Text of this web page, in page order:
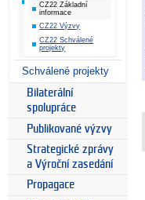
CZ22 Základní
informace
CZ22 Výzvy
CZ22 Schválené
projekty
Schválené projekty
Bilaterální
spolupráce
Publikované výzvy
Strategické zprávy
a Výroční zasedání
Propagace